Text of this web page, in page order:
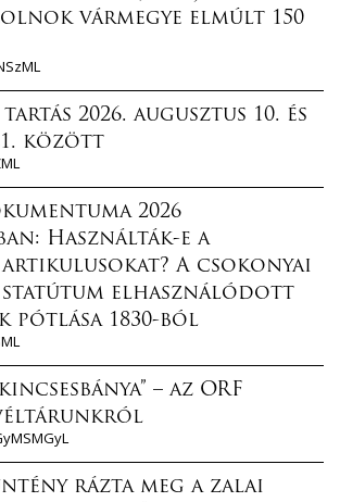
vármegye elmúlt 150
2026. augusztus 10. és
között
2026
Használták-e a
A csokonyai
statútum elhasználódott
pótlása 1830-ból
– az ORF
rázta meg a zalai